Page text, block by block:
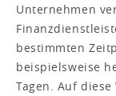
Unternehmen
bestimmten
beispielsweise
Tagen. Auf